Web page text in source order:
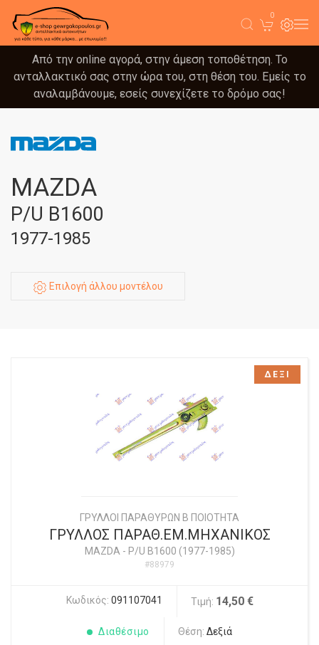
0
Από την online αγορά, στην άμεση τοποθέτηση. Το
ανταλλακτικό σας στην ώρα του, στη θέση του. Εμείς το
αναλαμβάνουμε, εσείς συνεχίζετε το δρόμο σας!
MAZDA
P/U B1600
1977-1985
Επιλογή άλλου μοντέλου
ΓΡΥΛΛΟΙ ΠΑΡΑΘΥΡΩΝ Β ΠΟΙΟΤΗΤΑ
ΓΡΥΛΛΟΣ ΠΑΡΑΘ.ΕΜ.ΜΗΧΑΝΙΚΟΣ
MAZDA- P/U B1600 (1977-1985)
#88979
Κωδικός: 091107041 Τιμή: 14,50 €
Διαθέσιμο Θέση: Δεξιά
ΔΕΞΙ